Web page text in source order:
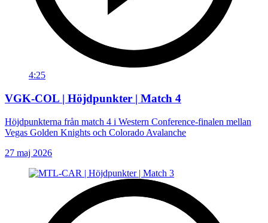
4:25
VGK-COL | Höjdpunkter | Match 4
Höjdpunkterna från match 4 i Western Conference-finalen mellan
Vegas Golden Knights och Colorado Avalanche
27 maj 2026